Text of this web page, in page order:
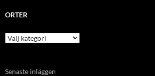
ORTER
Orter
Senaste inläggen